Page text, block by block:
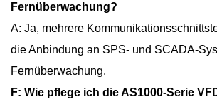
Fernüberwachung?
A: Ja, mehrere
die Anbindung an SPS- und SCADA-
Fernüberwachung.
F: Wie pflege ich die AS1000-Serie